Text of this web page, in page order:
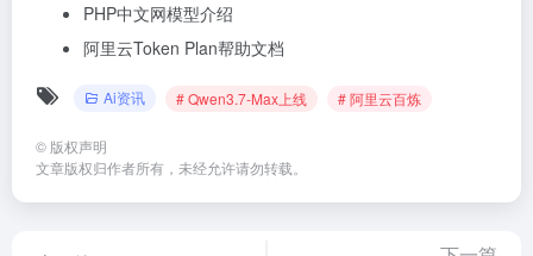
PHP中文网模型介绍
阿里云Token Plan帮助文档
Ai资讯 # Qwen3.7-Max上线 # 阿里云百炼
© 版权声明
文章版权归作者所有，未经允许请勿转载。